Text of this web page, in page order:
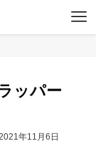
ラッパー
年11月6日